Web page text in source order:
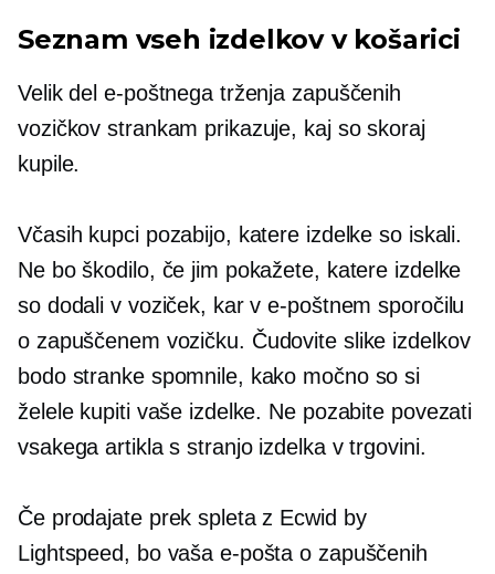
Seznam vseh izdelkov v košarici
Velik del e-poštnega trženja zapuščenih
vozičkov strankam prikazuje, kaj so skoraj
kupile.
Včasih kupci pozabijo, katere izdelke so iskali.
Ne bo škodilo, če jim pokažete, katere izdelke
so dodali v voziček, kar v e-poštnem sporočilu
o zapuščenem vozičku. Čudovite slike izdelkov
bodo stranke spomnile, kako močno so si
želele kupiti vaše izdelke. Ne pozabite povezati
vsakega artikla s stranjo izdelka v trgovini.
Če prodajate prek spleta z Ecwid by
Lightspeed, bo vaša e-pošta o zapuščenih